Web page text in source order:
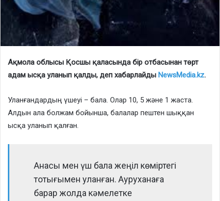
Ақмола облысы Қосшы қаласында бір отбасынан төрт
адам ысқа уланып қалды, деп хабарлайды NewsMedia.kz.
Уланғандардың үшеуі – бала. Олар 10, 5 және 1 жаста.
Алдын ала болжам бойынша, балалар пештен шыққан
ысқа уланып қалған.
Анасы мен үш бала жеңіл көміртегі
тотығымен уланған. Ауруханаға
барар жолда кәмелетке